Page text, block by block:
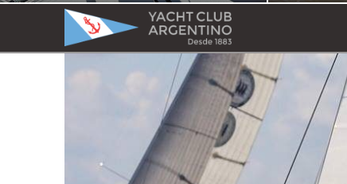
ESCUELA RECREATIVA 2026
YACHT
CLUB
ARGENTINO